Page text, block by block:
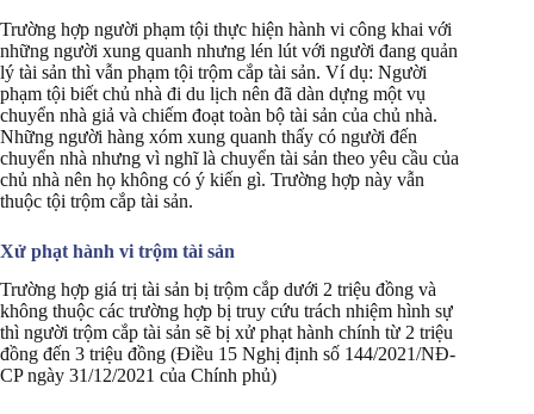
Trường hợp người phạm tội thực hiện hành vi công khai với
những người xung quanh nhưng lén lút với người đang quản
lý tài sản thì vẫn phạm tội trộm cắp tài sản. Ví dụ: Người
phạm tội biết chủ nhà đi du lịch nên đã dàn dựng một vụ
chuyển nhà giả và chiếm đoạt toàn bộ tài sản của chủ nhà.
Những người hàng xóm xung quanh thấy có người đến
chuyển nhà nhưng vì nghĩ là chuyển tài sản theo yêu cầu của
chủ nhà nên họ không có ý kiến gì. Trường hợp này vẫn
thuộc tội trộm cắp tài sản.
Xử phạt hành vi trộm tài sản
Trường hợp giá trị tài sản bị trộm cắp dưới 2 triệu đồng và
không thuộc các trường hợp bị truy cứu trách nhiệm hình sự
thì người trộm cắp tài sản sẽ bị xử phạt hành chính từ 2 triệu
đồng đến 3 triệu đồng (Điều 15 Nghị định số 144/2021/NĐ-
CP ngày 31/12/2021 của Chính phủ)